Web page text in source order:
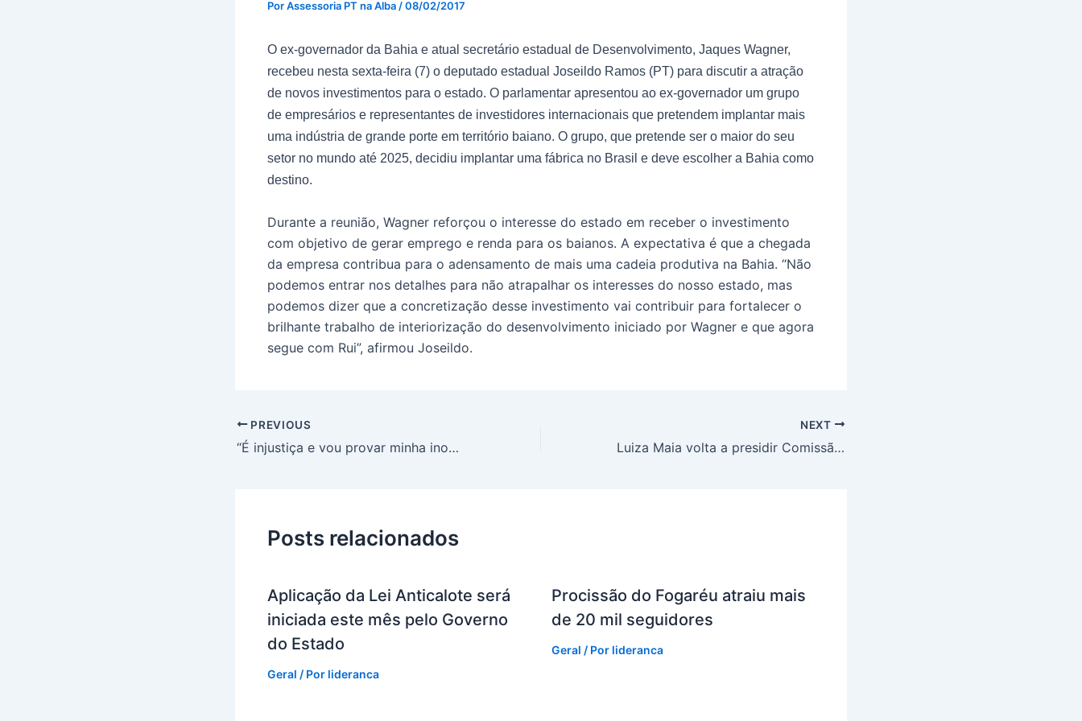
PorAssessoria PT na Alba /08/02/2017
O ex-governador da Bahia e atual secretário estadual de Desenvolvimento, Jaques Wagner,
recebeu nesta sexta-feira (7) o deputado estadual Joseildo Ramos (PT) para discutir a atração
de novos investimentos para o estado. O parlamentar apresentou ao ex-governador um grupo
de empresários e representantes de investidores internacionais que pretendem implantar mais
uma indústria de grande porte em território baiano. O grupo, que pretende ser o maior do seu
setor no mundo até 2025, decidiu implantar uma fábrica no Brasil e deve escolher a Bahia como
destino.
Durante a reunião, Wagner reforçou o interesse do estado em receber o investimento
com objetivo de gerar emprego e renda para os baianos. A expectativa é que a chegada
da empresa contribua para o adensamento de mais uma cadeia produtiva na Bahia. “Não
podemos entrar nos detalhes para não atrapalhar os interesses do nosso estado, mas
podemos dizer que a concretização desse investimento vai contribuir para fortalecer o
brilhante trabalho de interiorização do desenvolvimento iniciado por Wagner e que agora
segue com Rui”, afirmou Joseildo.
PREVIOUS
“É injustiça e vou provar minha inocência”, diz Luiza Maia sobre decisão do juiz de Camaçari
NEXT
Luiza Maia volta a presidir Comissão dos Direitos da Mulher na ALBA
Posts relacionados
Aplicação da Lei Anticalote será
iniciada este mês pelo Governo
do Estado
Geral / Por lideranca
Procissão do Fogaréu atraiu mais
de 20 mil seguidores
Geral / Por lideranca